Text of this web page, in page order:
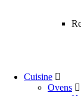
Cuisine
Ovens